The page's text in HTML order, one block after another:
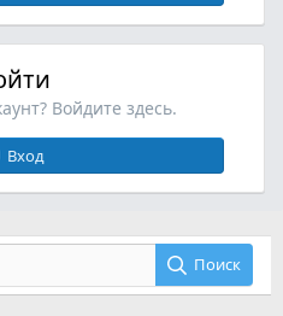
Войдите здесь.
Вход
Поиск